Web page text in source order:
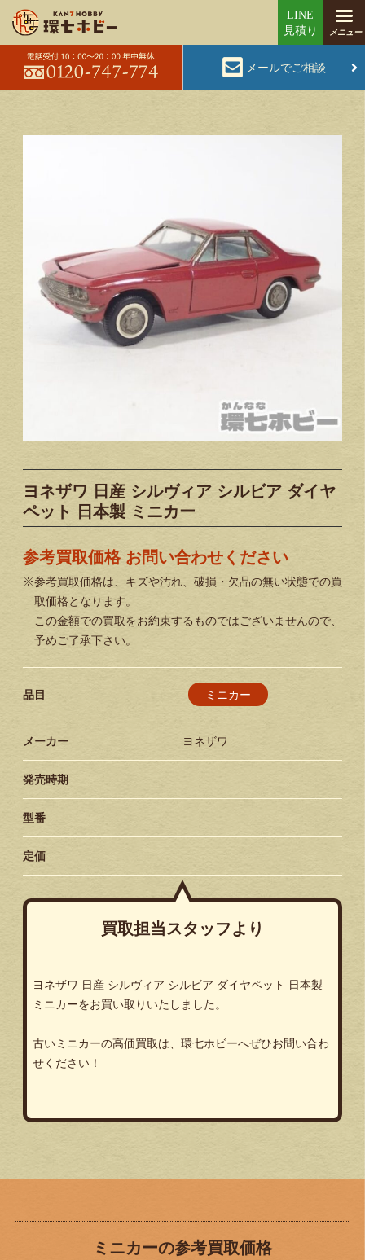
メールでご相談
ヨネザワ 日産 シルヴィア シルビア ダイヤ
ペット 日本製 ミニカー
参考買取価格 お問い合わせください
※参考買取価格は、キズや汚れ、破損・欠品の無い状態での買
取価格となります。
この金額での買取をお約束するものではございませんので、
予めご了承下さい。
品目 ミニカー
メーカー ヨネザワ
発売時期
型番
定価
買取担当スタッフより
ヨネザワ 日産 シルヴィア シルビア ダイヤペット 日本製
ミニカーをお買い取りいたしました。
古いミニカーの高価買取は、環七ホビーへぜひお問い合わ
せください！
ミニカーの参考買取価格